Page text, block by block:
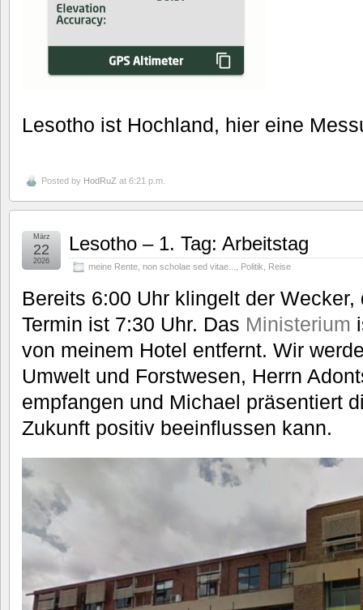
Lesotho ist Hochland, hier eine
Posted by HodRuZ at 6:21 p.m.
Lesotho – 1. Tag: Arbeitstag
meine Rente non scholae sed vitae... Politik Reise
März
22
2026
Bereits 6:00 Uhr klingelt der
Termin ist 7:30 Uhr. Das Ministerium
von meinem Hotel entfernt. Wir
Umwelt und Forstwesen, Herrn
empfangen und Michael präsentiert
Zukunft positiv beeinflussen kann.